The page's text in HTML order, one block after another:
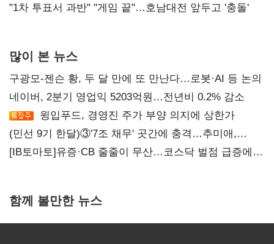
불복'
"1차 투표서 과반" "게임 끝"…호남대전 앞두고 '충돌'
많이 본 뉴스
구광모-젠슨 황, 두 달 만에 또 만난다…로봇·AI 등 논의
네이버, 2분기 영업익 5203억원…전년비 0.2% 감소
윙입푸드, 경영진 주가 부양 의지에 상한가
(민선 9기 한달)③'7조 채무' 곳간에 충격…추미애,
20년만에 '비상재정' 선언 승부수
[IB토마토]유증·CB 줄줄이 무산…코스닥 벌점 급증에
함께 볼만한 뉴스